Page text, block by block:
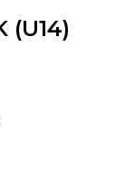
(U14)